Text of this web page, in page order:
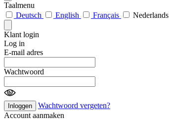
Taalmenu
Deutsch
English Français Nederlands
Klant login
Log in
E-mail adres
Wachtwoord
Inloggen
Wachtwoord vergeten?
Account aanmaken